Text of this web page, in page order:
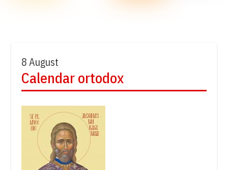
8 August
Calendar ortodox